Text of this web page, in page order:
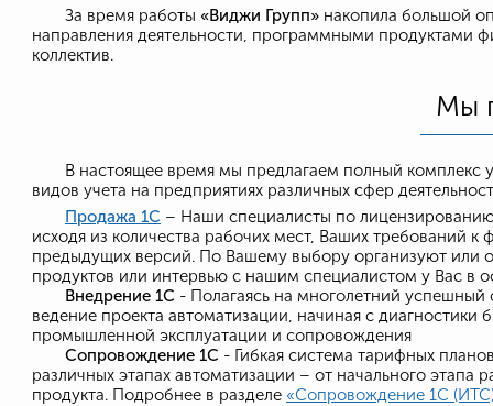
За время работы «Виджи Групп» накопила большой
направления деятельности, программными
коллектив.
Мы
В настоящее время мы предлагаем полный комплекс
видов учета на предприятиях различных сфер
Продажа 1C – Наши специалисты по
исходя из количества рабочих мест, Ваших требований
предыдущих версий. По Вашему выбору организуют
продуктов или интервью с нашим специалистом у Вас в
Внедрение 1С - Полагаясь на многолетний
ведение проекта автоматизации, начиная с
промышленной эксплуатации и сопровождения
Сопровождение 1С - Гибкая система тарифных
различных этапах автоматизации – от начального
продукта. Подробнее в разделе «Сопровождение 1С